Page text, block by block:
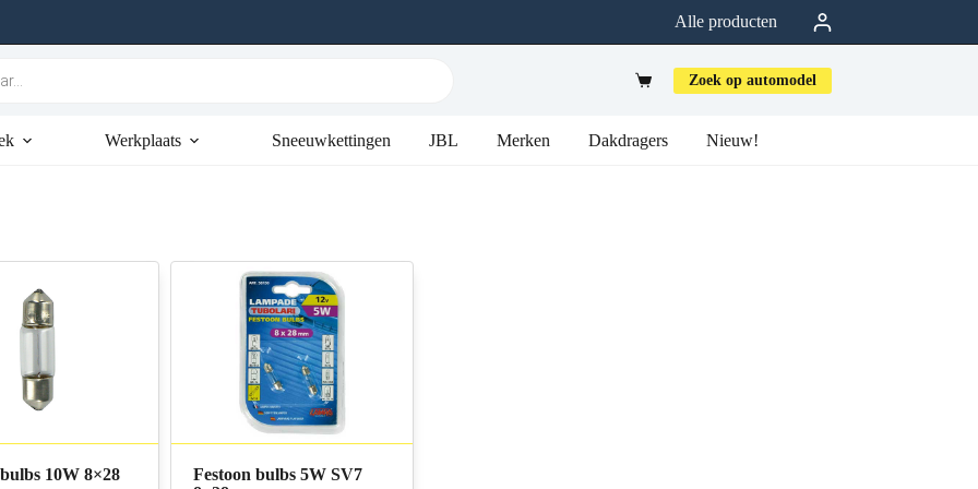
Alle producten
Zoek op automodel
Werkplaats Sneeuwkettingen JBL Merken Dakdragers Nieuw!
10W 8×28
Festoon bulbs 5W SV7